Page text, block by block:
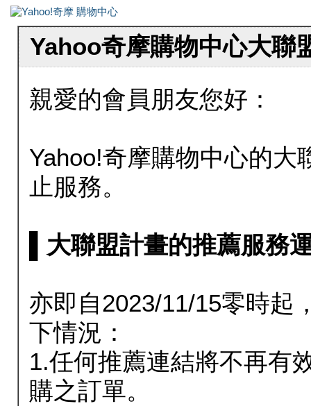
Yahoo奇摩購物中心大聯
親愛的會員朋友您好：
Yahoo!奇摩購物中心的大
止服務。
▌大聯盟計畫的推薦服務
亦即自2023/11/15零時起
下情況：
1.任何推薦連結將不再有
購之訂單。